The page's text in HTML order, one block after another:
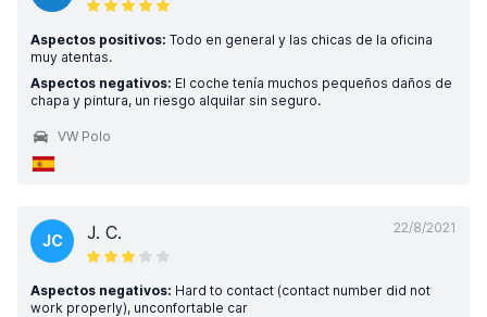
Aspectos positivos: Todo en general y las chicas de la oficina
muy atentas.
Aspectos negativos: El coche tenía muchos pequeños daños de
chapa y pintura, un riesgo alquilar sin seguro.
VW Polo
22/8/2021
JC J. C.
Aspectos negativos: Hard to contact (contact number did not
work properly), unconfortable car